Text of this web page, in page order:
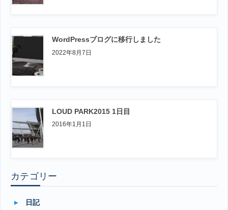
WordPressブログに移行しました
2022年8月7日
LOUD PARK2015 1日目
2016年1月1日
カテゴリー
日記